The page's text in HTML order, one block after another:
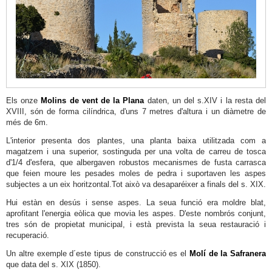
Museu
Arqueològic
i
Etnogràfic
Soler
Blasco
Església
de
Sant
Bertomeu
Mercat
Municipal
d'Abastiments
Ajuntament
Fossar
Medieval
Els onze Molins de vent de la Plana daten, un del s.XIV i la resta del
XVIII, són de forma cilíndrica, d'uns 7 metres d'altura i un diàmetre de
més de 6m.
L'interior presenta dos plantes, una planta baixa utilitzada com a
magatzem i una superior, sostinguda per una volta de carreu de tosca
d'1/4 d'esfera, que albergaven robustos mecanismes de fusta carrasca
que feien moure les pesades moles de pedra i suportaven les aspes
subjectes a un eix horitzontal.Tot això va desaparéixer a finals del s. XIX.
Hui estàn en desús i sense aspes. La seua funció era moldre blat,
aprofitant l'energia eòlica que movia les aspes. D'este nombrós conjunt,
tres són de propietat municipal, i està prevista la seua restauració i
recuperació.
Un altre exemple d´este tipus de construcció es el
Molí de la Safranera
que data del s. XIX (1850).